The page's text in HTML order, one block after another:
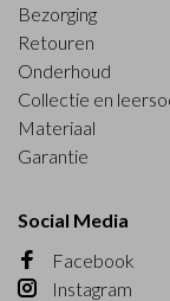
Bezorging
Retouren
Onderhoud
Collectie en
Materiaal
Garantie
Social Media
Facebook
Instagram